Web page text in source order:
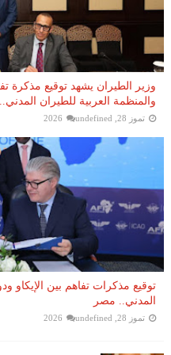
وزير الطيران يشهد توقيع مذكرة
والمنظمة العربية للطيران
تموز 28, 2026 undefined
توقيع مذكرات تفاهم بين الإيكاو
المدني.. مصر
تموز 28, 2026 undefined